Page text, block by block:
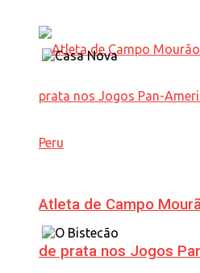
Atleta de Campo
de prata nos Jogos